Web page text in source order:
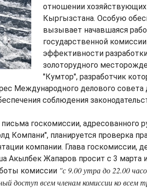
отношении
Кыргызстана. Особую
вызывает начавшаяся
государственной
эффективности
золоторудного
"Кумтор", разработчик
Международного делового
соблюдения
госкомиссии, адресованного
Компани", планируется проверка
компании. Глава госкомиссии,
Акылбек Жапаров просит с 3 марта
комиссии "с 9.00 утра до 22.00
доступ всем членам комиссии ко всем